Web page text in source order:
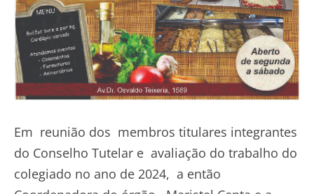
Em reunião dos membros titulares integrantes
do Conselho Tutelar e avaliação do trabalho do
colegiado no ano de 2024, a então